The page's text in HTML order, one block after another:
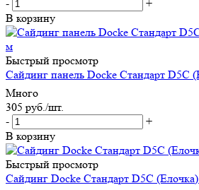
-
+
В корзину
Быстрый просмотр
Сайдинг панель Docke Стандарт D5C
Много
305 руб./шт.
-
+
В корзину
Быстрый просмотр
Сайдинг Docke Стандарт D5C